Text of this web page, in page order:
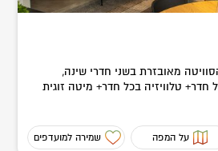
מאובזרת בשני חדרי שינה,
חדר+ טלוויזיה בכל חדר+ מיטה זוגית
על המפה שמירה למועדפים